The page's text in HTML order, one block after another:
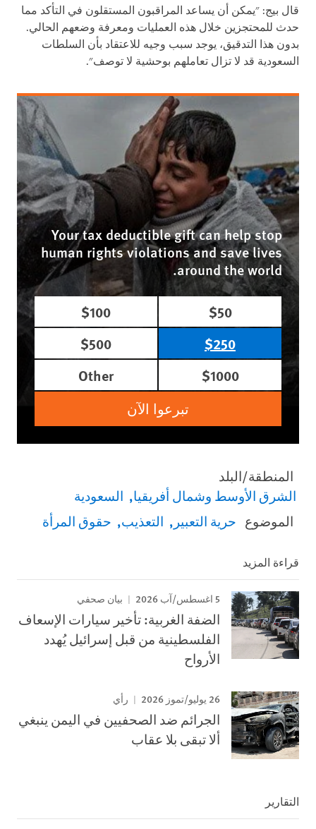
قال بيج: "يمكن أن يساعد المراقبون المستقلون في التأكد مما
حدث للمحتجزين خلال هذه العمليات ومعرفة وضعهم الحالي.
بدون هذا التدقيق، يوجد سبب وجيه للاعتقاد بأن السلطات
السعودية قد لا تزال تعاملهم بوحشية لا توصف".
Your tax deductible gift can help stop
human rights violations and save lives
around the world.
$50
$100
$250
$500
$1000
Other
تبرعوا الآن
المنطقة/البلد
الشرق الأوسط وشمال أفريقيا السعودية
الموضوع حرية التعبير التعذيب حقوق المرأة
قراءة المزيد
5 اغسطس/آب 2026 بيان صحفي
الضفة الغربية: تأخير سيارات الإسعاف
الفلسطينية من قبل إسرائيل يُهدد
الأرواح
26 يوليو/تموز 2026 رأي
الجرائم ضد الصحفيين في اليمن ينبغي
ألا تبقى بلا عقاب
التقارير